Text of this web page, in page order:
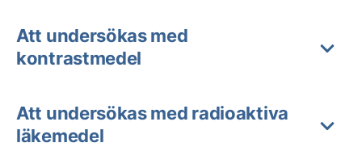
Att undersökas med
kontrastmedel
Att undersökas med radioaktiva
läkemedel